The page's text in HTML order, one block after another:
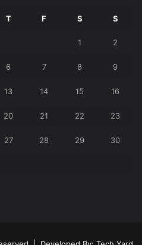
T F S S
1 2
6 7 8 9
13 14 15 16
20 21 22 23
27 28 29 30